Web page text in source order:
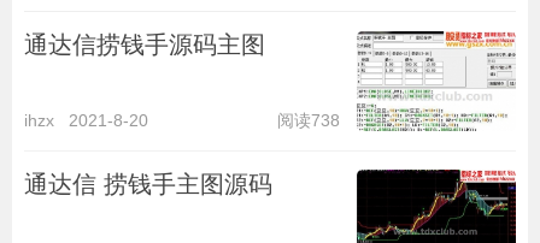
通达信捞钱手源码主图
ihzx 2021-8-20 阅读738
通达信 捞钱手主图源码